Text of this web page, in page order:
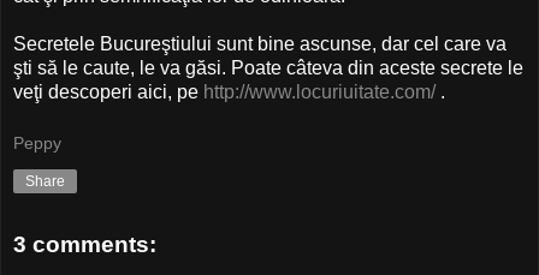
Secretele Bucureştiului sunt bine ascunse, dar cel care va
şti să le caute, le va găsi. Poate câteva din aceste secrete le
veţi descoperi aici, pe http://www.locuriuitate.com/.
Peppy
Share
3 comments: